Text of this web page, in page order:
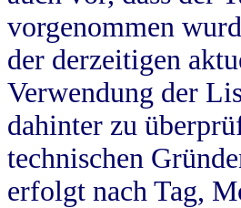
vorgenommen
der derzeitigen
Verwendung der
dahinter zu
technischen
erfolgt nach Tag,